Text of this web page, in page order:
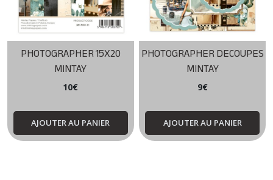
PHOTOGRAPHER 15X20
MINTAY
10€
AJOUTER AU PANIER
PHOTOGRAPHER DECOUPES
MINTAY
9€
AJOUTER AU PANIER